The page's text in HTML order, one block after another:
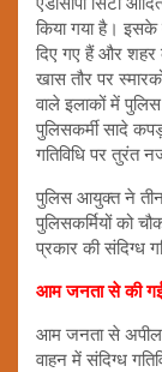
किया गया है। इसके
दिए गए हैं और शहर
खास तौर पर
वाले इलाकों में
पुलिसकर्मी सादे
गतिविधि पर तुरंत
पुलिस आयुक्त ने तीन
पुलिसकर्मियों को
प्रकार की संदिग्ध
आम जनता से की
आम जनता से अपील
वाहन में संदिग्ध